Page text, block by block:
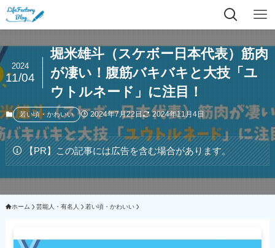
堀米雄斗（スケボー日本代表）筋肉
が凄い！腹筋バキバキと大技「ユ
ウトルネード」に注目！
2024
11/04
若い頃・かわいい 2024年7月22日 2024年11月4日
【PR】この記事には広告を含む場合があります。
ホーム 芸能人・有名人 若い頃・かわいい